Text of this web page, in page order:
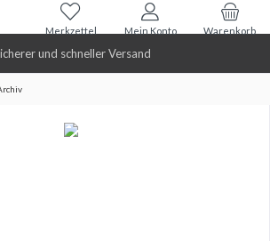
und schneller Versand
Warenkorb
Merkzettel Mein Konto